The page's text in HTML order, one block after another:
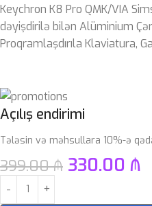
Keychron K8 Pro QMK/VIA
dəyişdirilə bilən Alüminium
Proqramlaşdırıla Klaviatura,
Açılış endirimi
Tələsin və məhsullara 10%-ə
399.00₼ 330.00 ₼